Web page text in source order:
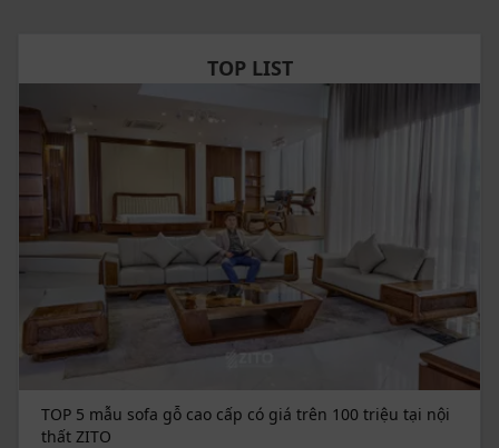
Hãy đến với ZITO để trải nghiệm sự khác biệt và làm
mới không gian nội thất của bạn với mẫu tủ rượu tủ
trang trí gỗ óc chó ZT 010, nơi vẻ đẹp sang trọng hòa
quyện cùng công năng sử dụng hoàn hảo.
Đặt hàng trực tiếp qua website:
hoặc Hotline (024) 2212 4111
Trải nghiệm thực tế:Tại hệ thống showroom Hà
Nội, Hải Phòng, Nghệ An
Thời gian giao hàng: Tối đa 5 ngày với sản phẩm có
sẵn và 7 - 10 với sản phẩm đặt riêng
Chính sách giao hàng:
Miễn phí nội thành, hỗ trợ
50% phí giao hàng toàn quốc.
TOP LIST
TOP 5 mẫu sofa gỗ cao cấp có giá trên 100 triệu tại nội
thất ZITO